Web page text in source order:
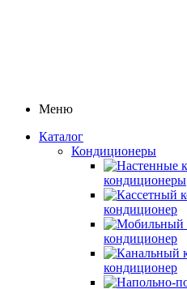
Меню
Каталог
Кондиционеры
кондиционеры
кондиционер
кондиционер
кондиционер